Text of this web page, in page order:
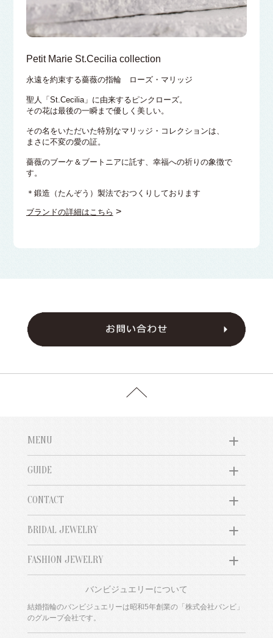
Petit Marie St.Cecilia collection
永遠を約束する薔薇の指輪 ローズ・マリッジ
聖人「St.Cecilia」に由来するピンクローズ。
その花は最後の一瞬まで優しく美しい。
その名をいただいた特別なマリッジ・コレクションは、
まさに不変の愛の証。
薔薇のブーケ＆ブートニアに託す、幸福への祈りの象徴で
す。
＊鍛造（たんぞう）製法でおつくりしております
ブランドの詳細はこちら >
MENU
GUIDE
CONTACT
BRIDAL JEWELRY
FASHION JEWELRY
バンビジュエリーについて
結婚指輪のバンビジュエリーは昭和5年創業の「株式会社バンビ」
のグループ会社です。